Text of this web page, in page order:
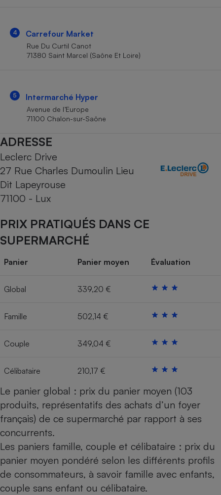
4 Carrefour Market
Rue Du Curtil Canot
71380 Saint Marcel (Saône Et Loire)
5 Intermarché Hyper
Avenue de l’Europe
71100 Chalon-sur-Saône
ADRESSE
Leclerc Drive
27 Rue Charles Dumoulin Lieu
Dit Lapeyrouse
71100 - Lux
PRIX PRATIQUÉS DANS CE
SUPERMARCHÉ
Panier Panier moyen Évaluation
Global 339,20 €
Famille 502,14 €
Couple 349,04 €
Célibataire 210,17 €
Le panier global : prix du panier moyen (103
produits, représentatifs des achats d’un foyer
français) de ce supermarché par rapport à ses
concurrents.
Les paniers famille, couple et célibataire : prix du
panier moyen pondéré selon les différents profils
de consommateurs, à savoir famille avec enfants,
couple sans enfant ou célibataire.
Cafetière à expressos